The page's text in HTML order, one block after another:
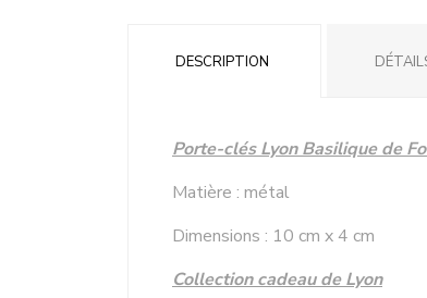
DESCRIPTION
Porte-clés Lyon Basilique de
Matière : métal
Dimensions : 10 cm x 4 cm
Collection cadeau de Lyon